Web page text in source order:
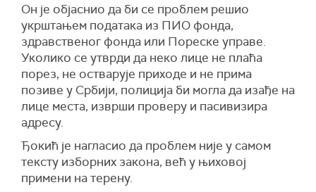
Он је објаснио да би се проблем решио
укрштањем података из ПИО фонда,
здравственог фонда или Пореске управе.
Уколико се утврди да неко лице не плаћа
порез, не остварује приходе и не прима
позиве у Србији, полиција би могла да изађе на
лице места, изврши проверу и пасивизира
адресу.
Ђокић је нагласио да проблем није у самом
тексту изборних закона, већ у њиховој
примени на терену.